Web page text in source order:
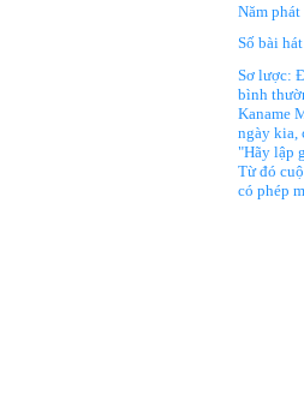
Năm phát
Số bài
Sơ lược:
bình
Kaname
ngày kia,
"Hãy lập
Từ đó
có phép